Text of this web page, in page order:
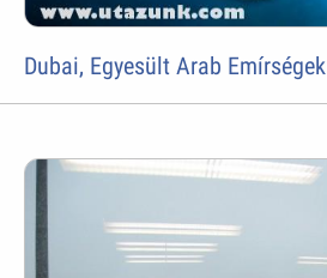
Dubai, Egyesült Arab Emírségek